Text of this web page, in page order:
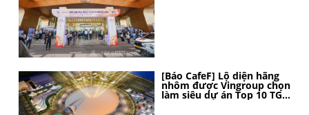
[Báo CafeF] Lộ diện hãng
nhôm được Vingroup chọn
làm siêu dự án Top 10 TG,
thi công thần tốc, 4 tháng